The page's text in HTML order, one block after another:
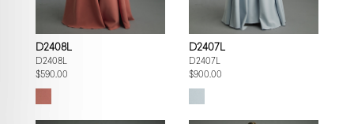
D2408L
D2408L
$590.00
D2407L
D2407L
$900.00